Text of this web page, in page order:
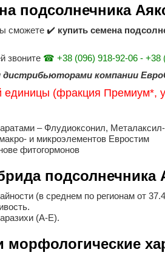
подсолнечника
сможете ✔️ купить семена
звоните ☎ +38 (096) 918-92-06 - +38
компании
(фракция Премиум*,
– Флудиоксонил,
и микроэлементов Евростим
фитогормонов
подсолнечника
(в среднем по регионам от
(A-E).
морфологические